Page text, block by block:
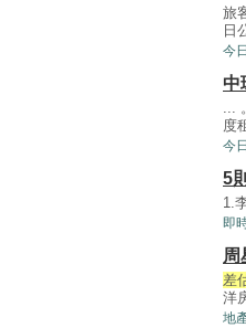
旅
日
今
中
...
度
今
5
1.
即
周
差
洋
地